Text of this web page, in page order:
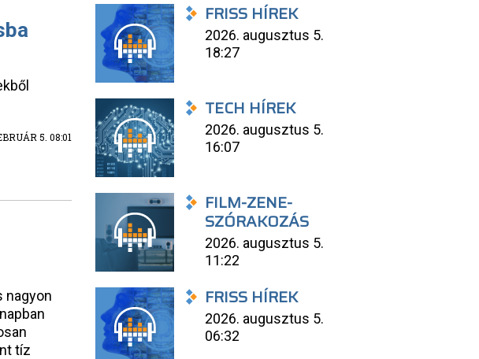
5. 08:01
nagyon
tíz
FRISS HÍREK
2026. augusztus 5.
18:27
TECH HÍREK
2026. augusztus 5.
16:07
FILM-ZENE-
SZÓRAKOZÁS
2026. augusztus 5.
11:22
FRISS HÍREK
2026. augusztus 5.
06:32